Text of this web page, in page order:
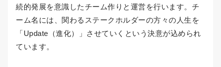
続的発展を意識したチーム作りと運営を行います。チ
ーム名には、関わるステークホルダーの方々の人生を
「Update（進化）」させていくという決意が込められ
ています。